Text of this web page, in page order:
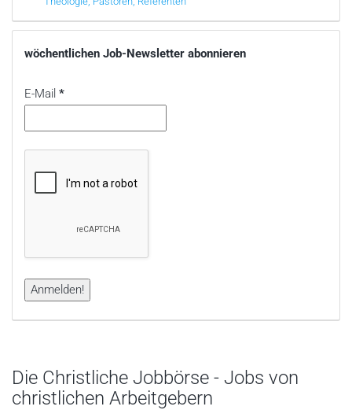
wöchentlichen Job-Newsletter abonnieren
E-Mail *
Die Christliche Jobbörse - Jobs von
christlichen Arbeitgebern